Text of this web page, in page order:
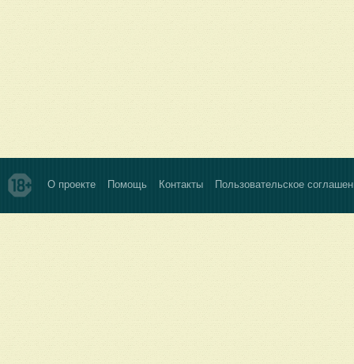
О проекте Помощь Контакты Пользовательское